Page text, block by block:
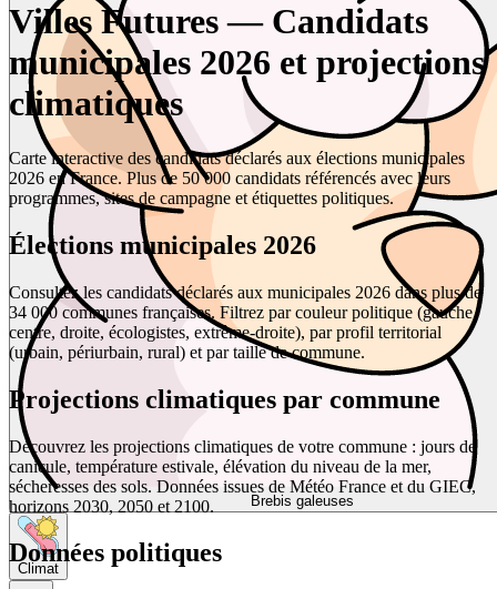
Brebis galeuses
Climat
Villes Futures — Candidats
municipales 2026 et projections
climatiques
Carte interactive des candidats déclarés aux élections municipales
2026 en France. Plus de 50 000 candidats référencés avec leurs
programmes, sites de campagne et étiquettes politiques.
Élections municipales 2026
Consultez les candidats déclarés aux municipales 2026 dans plus de
34 000 communes françaises. Filtrez par couleur politique (gauche,
centre, droite, écologistes, extrême-droite), par profil territorial
(urbain, périurbain, rural) et par taille de commune.
Projections climatiques par commune
Découvrez les projections climatiques de votre commune : jours de
canicule, température estivale, élévation du niveau de la mer,
sécheresses des sols. Données issues de Météo France et du GIEC,
horizons 2030, 2050 et 2100.
Données politiques